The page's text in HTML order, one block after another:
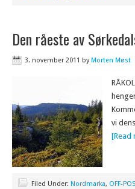
Den råeste av
3. november 2011 byMorten Møst
vi
[Read
Filed Under: Nordmarka, OFF-